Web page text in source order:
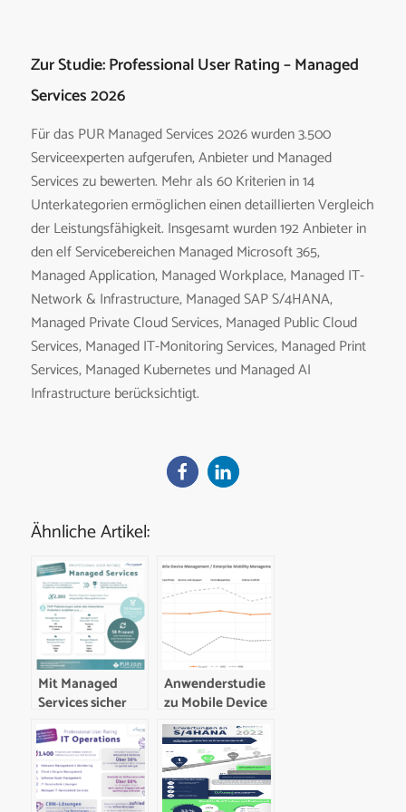
Zur Studie: Professional User Rating – Managed
Services 2026
Für das PUR Managed Services 2026 wurden 3.500
Serviceexperten aufgerufen, Anbieter und Managed
Services zu bewerten. Mehr als 60 Kriterien in 14
Unterkategorien ermöglichen einen detaillierten Vergleich
der Leistungsfähigkeit. Insgesamt wurden 192 Anbieter in
den elf Servicebereichen Managed Microsoft 365,
Managed Application, Managed Workplace, Managed IT-
Network & Infrastructure, Managed SAP S/4HANA,
Managed Private Cloud Services, Managed Public Cloud
Services, Managed IT-Monitoring Services, Managed Print
Services, Managed Kubernetes und Managed AI
Infrastructure berücksichtigt.
Ähnliche Artikel:
Mit Managed
Services sicher
durch die Krise
Anwenderstudie
zu Mobile Device
und Enterprise
Mobility
Management